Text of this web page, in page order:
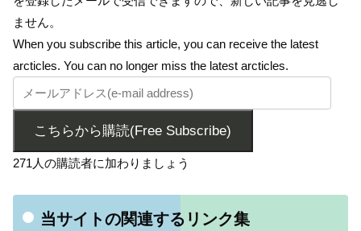
ません。
When you subscribe this article, you can receive the latest
arcticles. You can no longer miss the latest arcticles.
こちらから購読(Free Subscribe)
271人の購読者に加わりましょう
当サイトの関連するリンク集